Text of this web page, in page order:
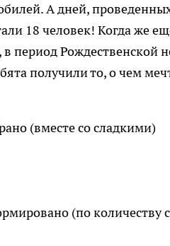
А дней,
18 человек! Когда же
в период Рождественской
получили то, о чем
(вместе со сладкими)
(по количеству